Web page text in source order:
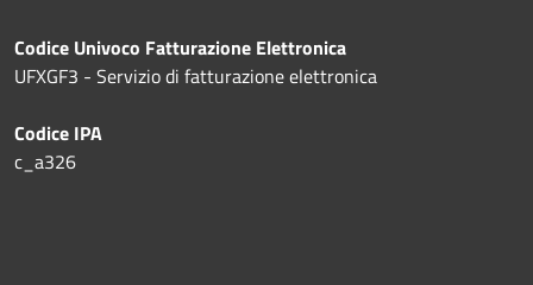
Codice Univoco Fatturazione Elettronica
UFXGF3 - Servizio di fatturazione elettronica
Codice IPA
c_a326